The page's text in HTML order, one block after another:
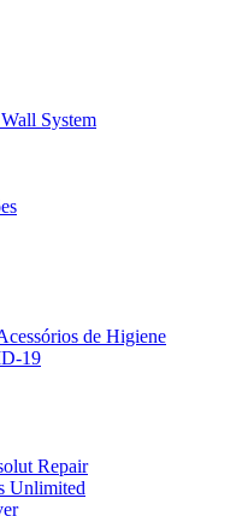
System
de Higiene
19
Repair
Unlimited